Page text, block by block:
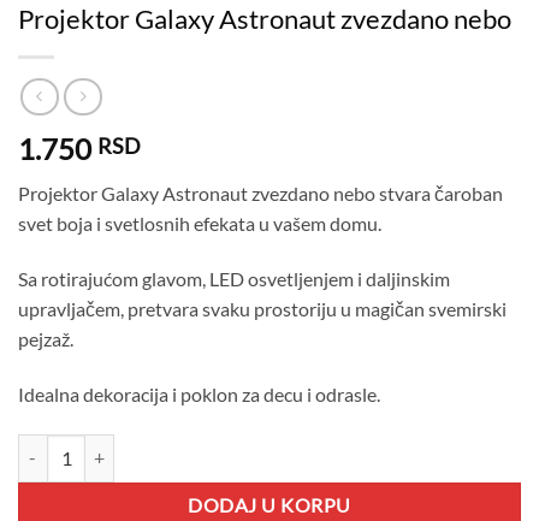
Projektor Galaxy Astronaut zvezdano nebo
1.750 RSD
Projektor Galaxy Astronaut zvezdano nebo stvara čaroban
svet boja i svetlosnih efekata u vašem domu.
Sa rotirajućom glavom, LED osvetljenjem i daljinskim
upravljačem, pretvara svaku prostoriju u magičan svemirski
pejzaž.
Idealna dekoracija i poklon za decu i odrasle.
DODAJ U KORPU